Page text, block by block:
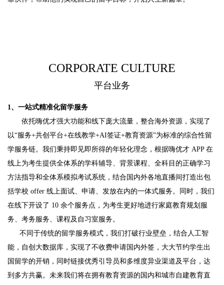
CORPORATE CULTURE
平台业务
1、一站式精准化留学服务
依托嗨优才强大功能和线下庞大流量，整合海外资源，实现了
以“服务+共创平台+在线教学+AI签证+教育资源”为标准的综合性留
学服务链。我们秉持即见即所得的年轻化理念，根据嗨优才 APP 在
线上为考生提供全体系的学科辅导、背景课程、全科目的正确学习
方法指导和全体系模拟考试系统，结合国内外各地直播间打造出包
括学校 offer 线上面试、申请、发放在内的一体式服务。同时，我们
在线下开设了 10 余个服务点，为考生更好地进行家庭教育规划服
务、考务服务、课程及自习室服务。
不同于传统的留学服务模式，我们打破行业壁垒，结合人工智
能，自创大数据库，实现了不收费申请国内外签，大大节约学生出
国留学的开销，同时链接优秀引导员和多维度异业渠道及平台，达
到多方共赢。未来我们将在拥有教育资源的国内和城市自建教育直